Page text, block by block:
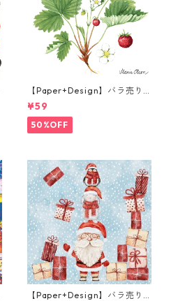
【Paper+Design】バラ売り2
枚 カクテルサイズ ペーパーナ
プキン WILD STRAWBERRY
ホワイト
¥59
50%OFF
【Paper+Design】バラ売り2